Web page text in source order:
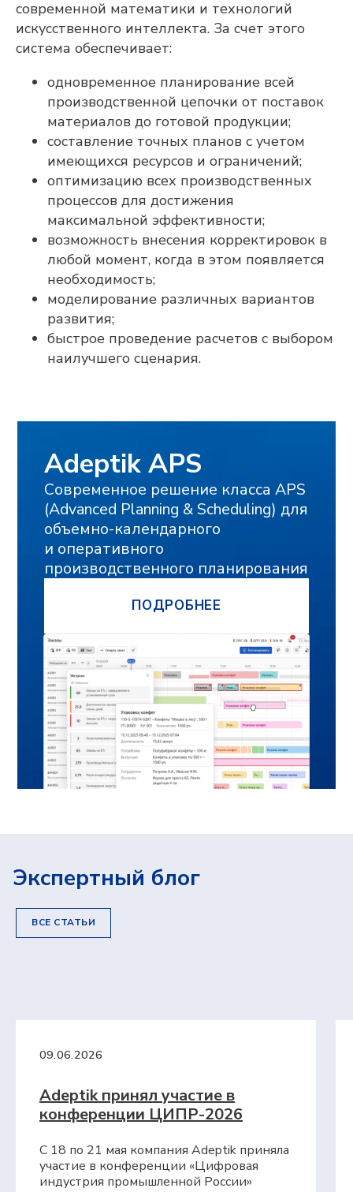
современной математики и технологий
искусственного интеллекта. За счет этого
система обеспечивает:
одновременное планирование всей
производственной цепочки от поставок
материалов до готовой продукции;
составление точных планов с учетом
имеющихся ресурсов и ограничений;
оптимизацию всех производственных
процессов для достижения
максимальной эффективности;
возможность внесения корректировок в
любой момент, когда в этом появляется
необходимость;
моделирование различных вариантов
развития;
быстрое проведение расчетов с выбором
наилучшего сценария.
Экспертный блог
ВСЕ СТАТЬИ
09.06.2026
Adeptik принял участие в
конференции ЦИПР-2026
С 18 по 21 мая компания Adeptik приняла
участие в конференции «Цифровая
индустрия промышленной России»
Сверхбыстрое планирование
и перепланирование
Цифровая модель, отражающая
сложную производственную реальность
Синхронное автоматическое
ограничений и оптимизаций
Богатство визуальных представлений
и интерактивное планирование
Сценарное моделирование «Что если»
Документы
Политика в отношении обработки персональных
Согласие на обработку персональных данных
Согласие на получение информационной и
рекламной рассылки
Сведения о сookies-файлах